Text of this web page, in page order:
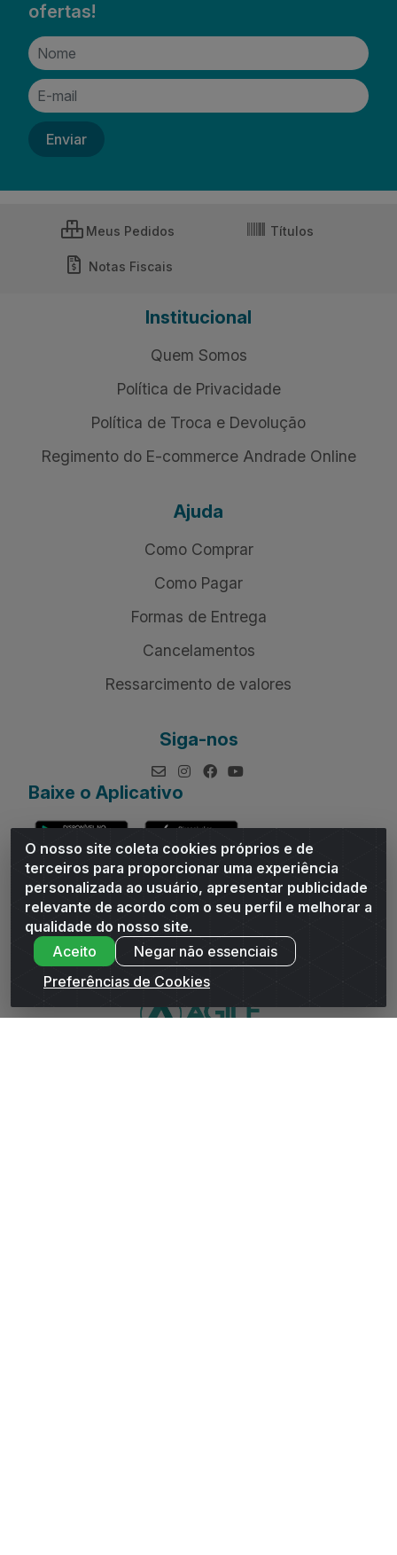
O nosso site coleta cookies próprios e de
terceiros para proporcionar uma experiência
personalizada ao usuário, apresentar publicidade
relevante de acordo com o seu perfil e melhorar a
qualidade do nosso site.
Aceito
Negar não essenciais
Preferências de Cookies
ofertas!
Meus Pedidos Títulos
Notas Fiscais
Institucional
Quem Somos
Política de Privacidade
Política de Troca e Devolução
Regimento do E-commerce Andrade Online
Ajuda
Como Comprar
Como Pagar
Formas de Entrega
Cancelamentos
Ressarcimento de valores
Siga-nos
Baixe o Aplicativo
Andrade Distribuidor - ROD AL 110, n° 1401 - Sitio Moco,
Arapiraca/AL - CEP 57319-300 - CNPJ 10.667.481/0001-47